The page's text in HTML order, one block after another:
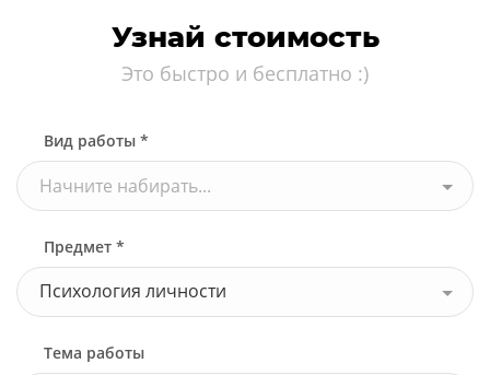
Узнай стоимость
Это быстро и бесплатно :)
Вид работы *
Начните набирать...
Предмет *
Психология личности
Тема работы